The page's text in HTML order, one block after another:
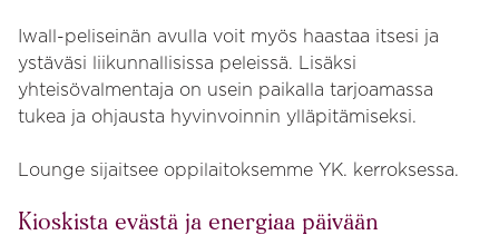
Iwall-peliseinän avulla voit myös haastaa itsesi ja
ystäväsi liikunnallisissa peleissä. Lisäksi
yhteisövalmentaja on usein paikalla tarjoamassa
tukea ja ohjausta hyvinvoinnin ylläpitämiseksi.
Lounge sijaitsee oppilaitoksemme YK. kerroksessa.
Kioskista evästä ja energiaa päivään